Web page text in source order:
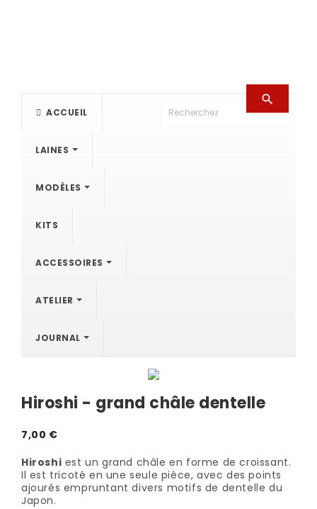
ACCUEIL
LAINES
MODÈLES
KITS
ACCESSOIRES
ATELIER
JOURNAL

Hiroshi - grand châle dentelle
7,00 €
Hiroshi est un grand châle en forme de croissant.
Il est tricoté en une seule pièce, avec des points
ajourés empruntant divers motifs de dentelle du
Japon.